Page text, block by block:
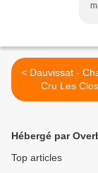
< Dauvissat - Chablis grand
Cru Les
Hébergé par
Top articles